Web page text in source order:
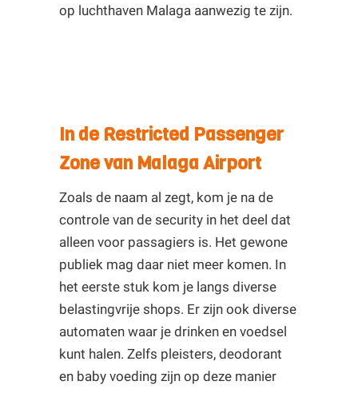
op luchthaven Malaga aanwezig te zijn.
In de Restricted Passenger
Zone van Malaga Airport
Zoals de naam al zegt, kom je na de
controle van de security in het deel dat
alleen voor passagiers is. Het gewone
publiek mag daar niet meer komen. In
het eerste stuk kom je langs diverse
belastingvrije shops. Er zijn ook diverse
automaten waar je drinken en voedsel
kunt halen. Zelfs pleisters, deodorant
en baby voeding zijn op deze manier